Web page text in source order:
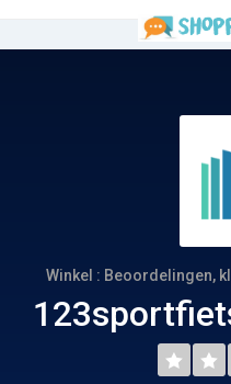
Winkel : Beoordelingen,